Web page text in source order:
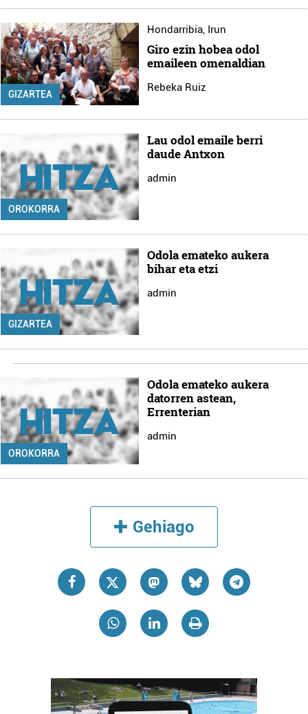
GIZARTEA
Hondarribia, Irun
Giro ezin hobea odol
emaileen omenaldian
Rebeka Ruiz
OROKORRA
Lau odol emaile berri
daude Antxon
admin
GIZARTEA
Odola emateko aukera
bihar eta etzi
admin
OROKORRA
Odola emateko aukera
datorren astean,
Errenterian
admin
Gehiago